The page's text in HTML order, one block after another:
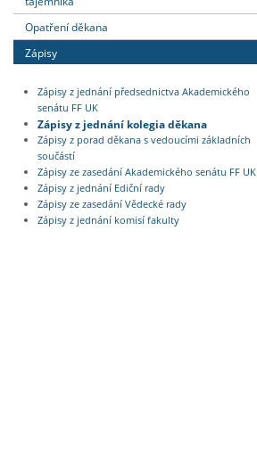
Opatření děkana
Zápisy
Zápisy z jednání předsednictva Akademického
senátu FF UK
Zápisy z jednání kolegia děkana
Zápisy z porad děkana s vedoucími základních
součástí
Zápisy ze zasedání Akademického senátu FF UK
Zápisy z jednání Ediční rady
Zápisy ze zasedání Vědecké rady
Zápisy z jednání komisí fakulty